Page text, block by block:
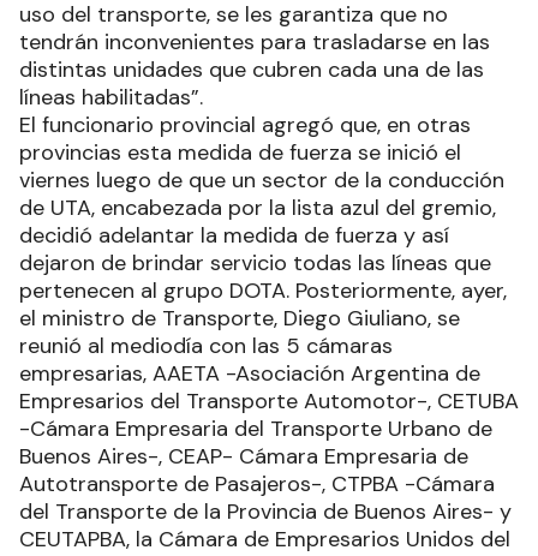
uso del transporte, se les garantiza que no
tendrán inconvenientes para trasladarse en las
distintas unidades que cubren cada una de las
líneas habilitadas”.
El funcionario provincial agregó que, en otras
provincias esta medida de fuerza se inició el
viernes luego de que un sector de la conducción
de UTA, encabezada por la lista azul del gremio,
decidió adelantar la medida de fuerza y así
dejaron de brindar servicio todas las líneas que
pertenecen al grupo DOTA. Posteriormente, ayer,
el ministro de Transporte, Diego Giuliano, se
reunió al mediodía con las 5 cámaras
empresarias, AAETA -Asociación Argentina de
Empresarios del Transporte Automotor-, CETUBA
-Cámara Empresaria del Transporte Urbano de
Buenos Aires-, CEAP- Cámara Empresaria de
Autotransporte de Pasajeros-, CTPBA -Cámara
del Transporte de la Provincia de Buenos Aires- y
CEUTAPBA, la Cámara de Empresarios Unidos del